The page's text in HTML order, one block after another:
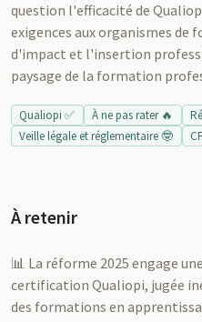
question l'efficacité de
exigences aux organismes de
d'impact et l'insertion
paysage de la formation
Qualiopi ✅ À ne pas rater 🔥
Veille légale et réglementaire 🤓
À retenir
📊 La réforme 2025 engage
certification Qualiopi, jugée
des formations en